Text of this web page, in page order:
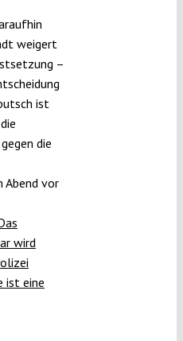
weigert
–
ist
die
Abend vor
wird
ist eine